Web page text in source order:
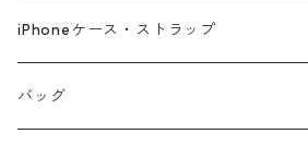
iPhoneケース・ストラップ
iPhone17シリーズ対応
バッグ